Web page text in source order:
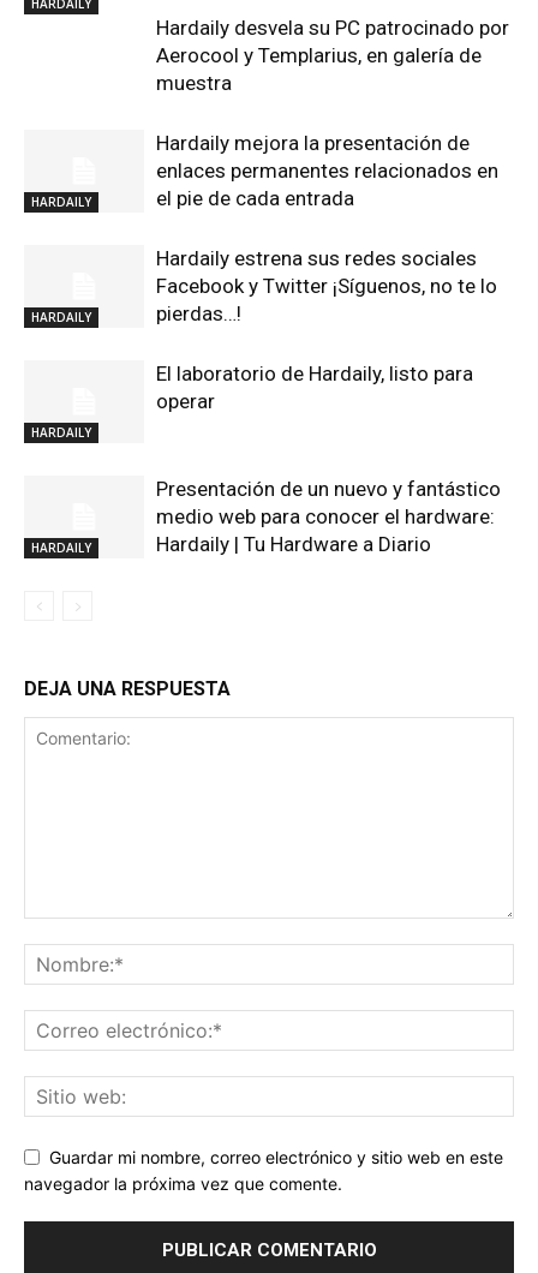
HARDAILY
Hardaily desvela su PC patrocinado por
Aerocool y Templarius, en galería de
muestra
HARDAILY
Hardaily mejora la presentación de
enlaces permanentes relacionados en
el pie de cada entrada
HARDAILY
Hardaily estrena sus redes sociales
Facebook y Twitter ¡Síguenos, no te lo
pierdas…!
HARDAILY
El laboratorio de Hardaily, listo para
operar
HARDAILY
Presentación de un nuevo y fantástico
medio web para conocer el hardware:
Hardaily | Tu Hardware a Diario
DEJA UNA RESPUESTA
Guardar mi nombre, correo electrónico y sitio web en este
navegador la próxima vez que comente.